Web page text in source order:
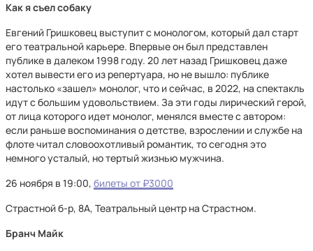
Как я съел собаку
Евгений Гришковец выступит с монологом, который дал старт
его театральной карьере. Впервые он был представлен
публике в далеком 1998 году. 20 лет назад Гришковец даже
хотел вывести его из репертуара, но не вышло: публике
настолько «зашел» монолог, что и сейчас, в 2022, на спектакль
идут с большим удовольствием. За эти годы лирический герой,
от лица которого идет монолог, менялся вместе с автором:
если раньше воспоминания о детстве, взрослении и службе на
флоте читал словоохотливый романтик, то сегодня это
немного усталый, но тертый жизнью мужчина.
26 ноября в 19:00, билеты от ₽3000
Страстной б-р, 8А, Театральный центр на Страстном.
Бранч Майк